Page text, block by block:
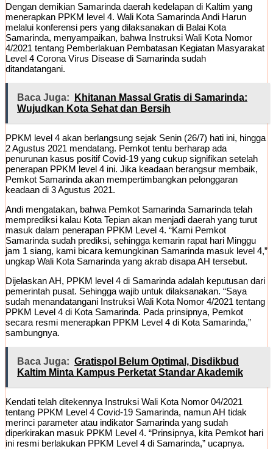
Dengan demikian Samarinda daerah kedelapan di Kaltim yang
menerapkan PPKM level 4. Wali Kota Samarinda Andi Harun
melalui konferensi pers yang dilaksanakan di Balai Kota
Samarinda, menyampaikan, bahwa Instruksi Wali Kota Nomor
4/2021 tentang Pemberlakuan Pembatasan Kegiatan Masyarakat
Level 4 Corona Virus Disease di Samarinda sudah
ditandatangani.
Baca Juga:
Khitanan Massal Gratis di Samarinda:
Wujudkan Kota Sehat dan Bersih
PPKM level 4 akan berlangsung sejak Senin (26/7) hati ini, hingga
2 Agustus 2021 mendatang. Pemkot tentu berharap ada
penurunan kasus positif Covid-19 yang cukup signifikan setelah
penerapan PPKM level 4 ini. Jika keadaan berangsur membaik,
Pemkot Samarinda akan mempertimbangkan pelonggaran
keadaan di 3 Agustus 2021.
Andi mengatakan, bahwa Pemkot Samarinda Samarinda telah
memprediksi kalau Kota Tepian akan menjadi daerah yang turut
masuk dalam penerapan PPKM Level 4. “Kami Pemkot
Samarinda sudah prediksi, sehingga kemarin rapat hari Minggu
jam 1 siang, kami bicara kemungkinan Samarinda masuk level 4,”
ungkap Wali Kota Samarinda yang akrab disapa AH tersebut.
Dijelaskan AH, PPKM level 4 di Samarinda adalah keputusan dari
pemerintah pusat. Sehingga wajib untuk dilaksanakan. “Saya
sudah menandatangani Instruksi Wali Kota Nomor 4/2021 tentang
PPKM Level 4 di Kota Samarinda. Pada prinsipnya, Pemkot
secara resmi menerapkan PPKM Level 4 di Kota Samarinda,”
sambungnya.
Baca Juga: Gratispol Belum Optimal, Disdikbud
Kaltim Minta Kampus Perketat Standar Akademik
Kendati telah ditekennya Instruksi Wali Kota Nomor 04/2021
tentang PPKM Level 4 Covid-19 Samarinda, namun AH tidak
merinci parameter atau indikator Samarinda yang sudah
diperkirakan masuk PPKM Level 4. “Prinsipnya, kita Pemkot hari
ini resmi berlakukan PPKM Level 4 di Samarinda,” ucapnya.